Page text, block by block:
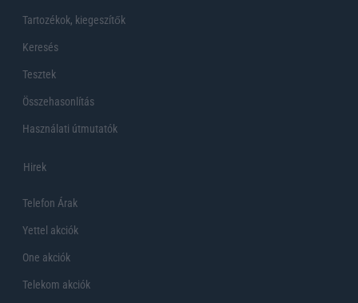
Tartozékok, kiegeszítők
Keresés
Tesztek
Összehasonlítás
Használati útmutatók
Hirek
Telefon Árak
Yettel akciók
One akciók
Telekom akciók